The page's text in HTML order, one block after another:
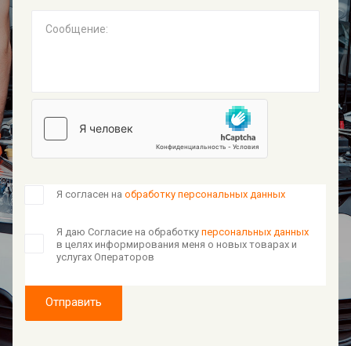
Сообщение:
Я согласен на обработку персональных данных
Я даю Согласие на обработку персональных данных
в целях информирования меня о новых товарах и
услугах Операторов
Отправить